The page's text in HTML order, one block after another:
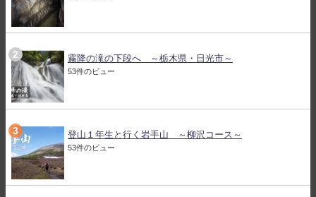
霧降の滝の下段へ ～栃木県・日光市～
53件のビュー
登山１年生と行く岩手山 ～柳沢コース～
53件のビュー